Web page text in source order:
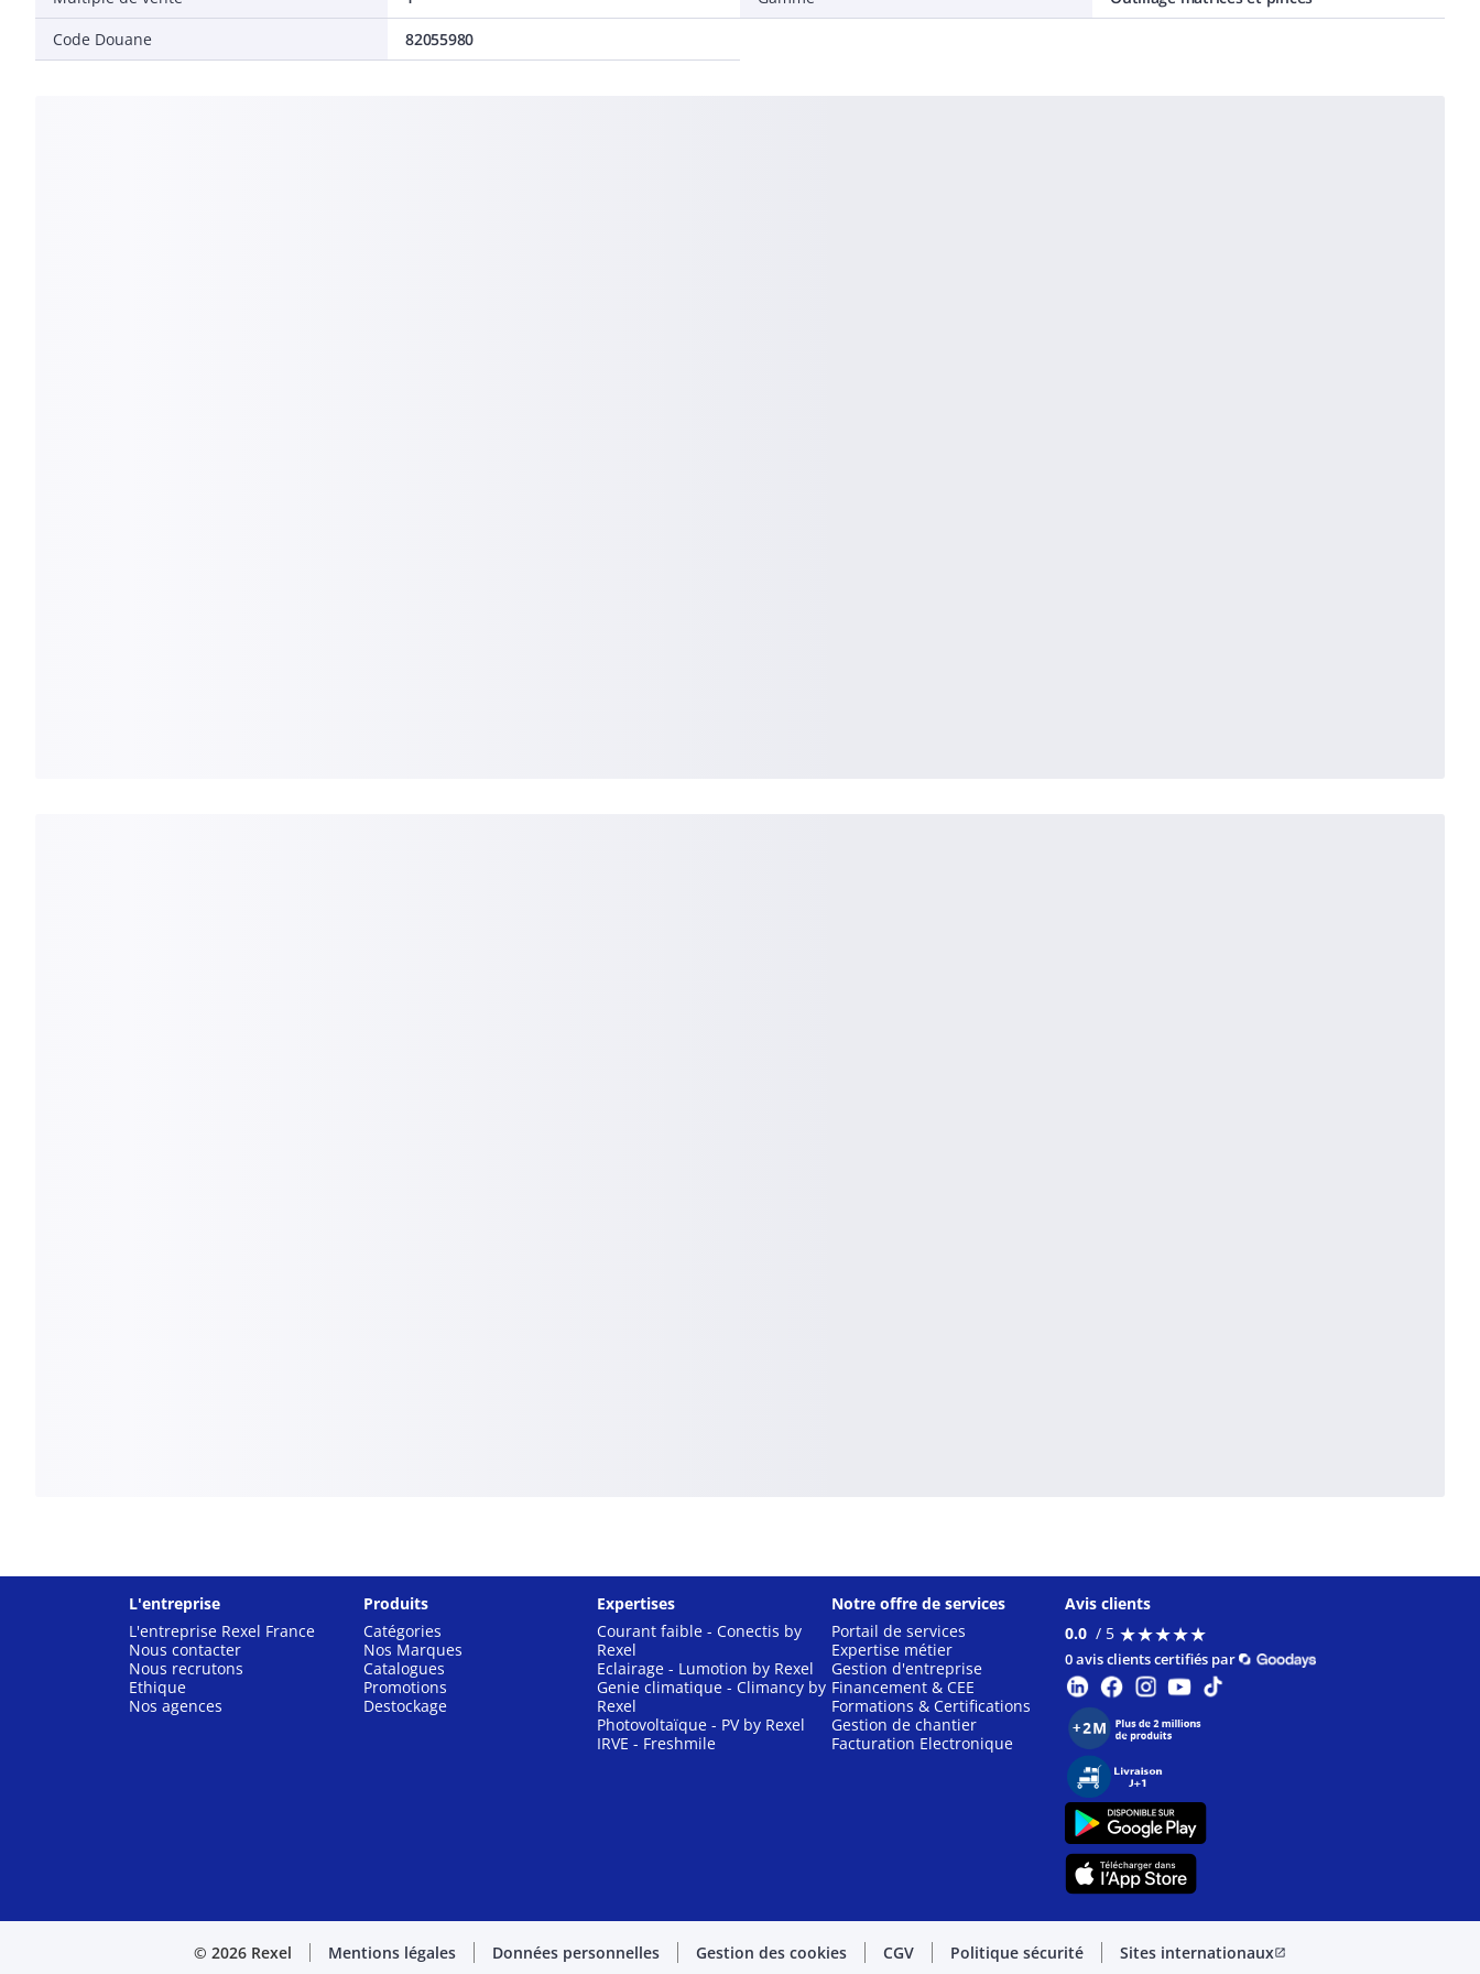
Code Douane
82055980
L'entreprise
L'entreprise Rexel France
Nous contacter
Nous recrutons
Ethique
Nos agences
Produits
Catégories
Nos Marques
Catalogues
Promotions
Destockage
Expertises
Courant faible - Conectis by
Rexel
Eclairage - Lumotion by Rexel
Genie climatique - Climancy by
Rexel
Photovoltaïque - PV by Rexel
IRVE - Freshmile
Notre offre de services
Portail de services
Expertise métier
Gestion d'entreprise
Financement & CEE
Formations & Certifications
Gestion de chantier
Facturation Electronique
Avis clients
0.0 / 5 ★★★★★
★★★★★
0 avis clients certifiés par
© 2026 Rexel Mentions légales Données personnelles Gestion des cookies CGV Politique sécurité Sites internationauxopen_in_new